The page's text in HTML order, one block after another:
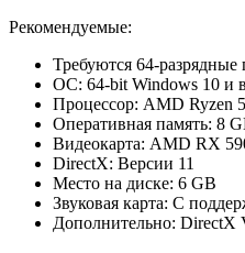
Рекомендуемые:
Требуются 64-разрядные
ОС: 64-bit Windows 10 и
Процессор: AMD Ryzen
Оперативная память: 8
Видеокарта: AMD RX
DirectX: Версии 11
Место на диске: 6 GB
Звуковая карта: С
Дополнительно: DirectX